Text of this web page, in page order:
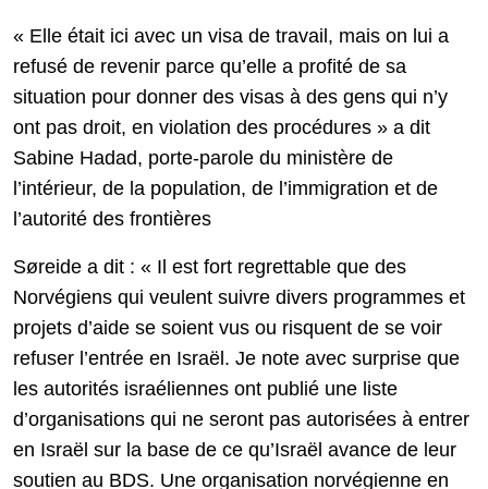
« Elle était ici avec un visa de travail, mais on lui a
refusé de revenir parce qu’elle a profité de sa
situation pour donner des visas à des gens qui n’y
ont pas droit, en violation des procédures » a dit
Sabine Hadad, porte-parole du ministère de
l’intérieur, de la population, de l’immigration et de
l’autorité des frontières
Søreide a dit : « Il est fort regrettable que des
Norvégiens qui veulent suivre divers programmes et
projets d’aide se soient vus ou risquent de se voir
refuser l’entrée en Israël. Je note avec surprise que
les autorités israéliennes ont publié une liste
d’organisations qui ne seront pas autorisées à entrer
en Israël sur la base de ce qu’Israël avance de leur
soutien au BDS. Une organisation norvégienne en